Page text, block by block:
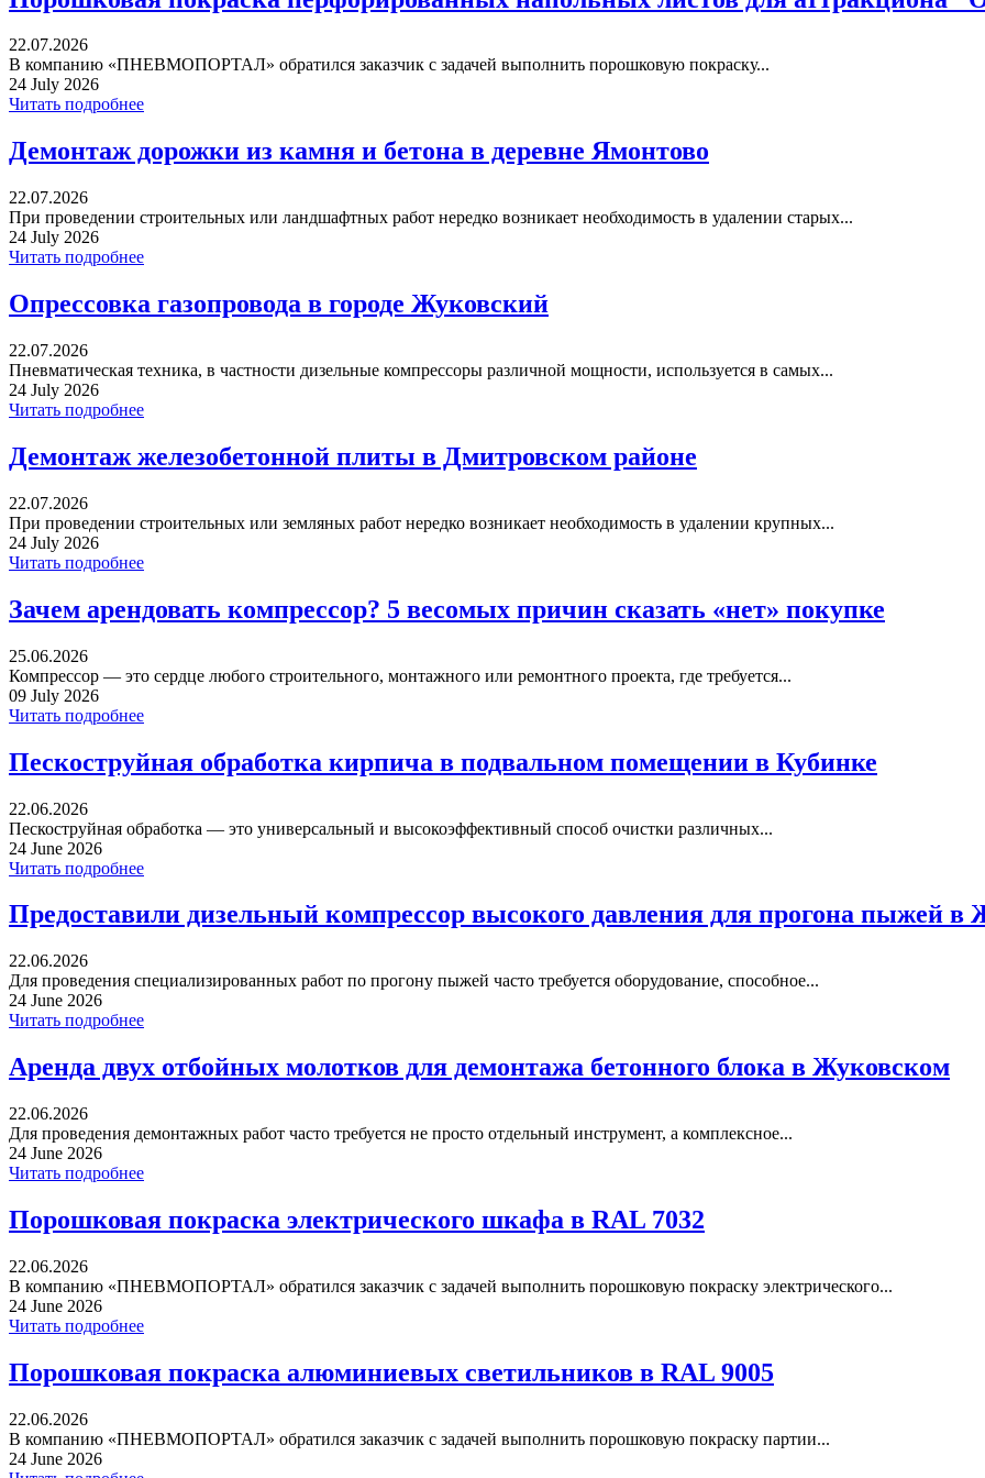
22.07.2026
В компанию «ПНЕВМОПОРТАЛ» обратился заказчик с задачей выполнить порошковую покраску...
24 July 2026
Читать подробнее
Демонтаж дорожки из камня и бетона в деревне Ямонтово
22.07.2026
При проведении строительных или ландшафтных работ нередко возникает необходимость в удалении старых...
24 July 2026
Читать подробнее
Опрессовка газопровода в городе Жуковский
22.07.2026
Пневматическая техника, в частности дизельные компрессоры различной мощности, используется в самых...
24 July 2026
Читать подробнее
Демонтаж железобетонной плиты в Дмитровском районе
22.07.2026
При проведении строительных или земляных работ нередко возникает необходимость в удалении крупных...
24 July 2026
Читать подробнее
Зачем арендовать компрессор? 5 весомых причин сказать «нет» покупке
25.06.2026
Компрессор — это сердце любого строительного, монтажного или ремонтного проекта, где требуется...
09 July 2026
Читать подробнее
Пескоструйная обработка кирпича в подвальном помещении в Кубинке
22.06.2026
Пескоструйная обработка — это универсальный и высокоэффективный способ очистки различных...
24 June 2026
Читать подробнее
Предоставили дизельный компрессор высокого давления для прогона пыжей в
22.06.2026
Для проведения специализированных работ по прогону пыжей часто требуется оборудование, способное...
24 June 2026
Читать подробнее
Аренда двух отбойных молотков для демонтажа бетонного блока в Жуковском
22.06.2026
Для проведения демонтажных работ часто требуется не просто отдельный инструмент, а комплексное...
24 June 2026
Читать подробнее
Порошковая покраска электрического шкафа в RAL 7032
22.06.2026
В компанию «ПНЕВМОПОРТАЛ» обратился заказчик с задачей выполнить порошковую покраску электрического...
24 June 2026
Читать подробнее
Порошковая покраска алюминиевых светильников в RAL 9005
22.06.2026
В компанию «ПНЕВМОПОРТАЛ» обратился заказчик с задачей выполнить порошковую покраску партии...
24 June 2026